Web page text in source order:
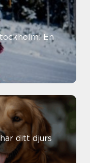
En
ditt djurs